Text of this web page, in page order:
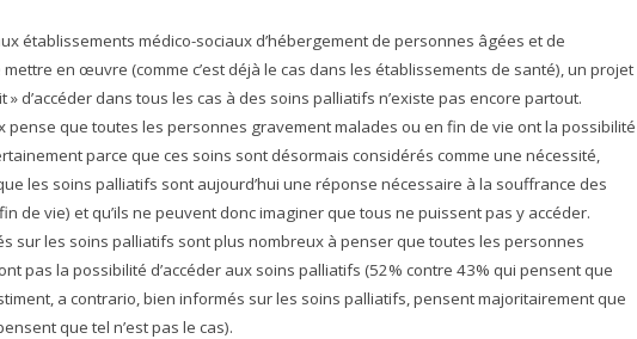
établissements médico-sociaux d’hébergement de personnes âgées et de
en œuvre (comme c’est déjà le cas dans les établissements de santé), un projet
d’accéder dans tous les cas à des soins palliatifs n’existe pas encore partout.
pense que toutes les personnes gravement malades ou en fin de vie ont la possibilité
parce que ces soins sont désormais considérés comme une nécessité,
les soins palliatifs sont aujourd’hui une réponse nécessaire à la souffrance des
de vie) et qu’ils ne peuvent donc imaginer que tous ne puissent pas y accéder.
sur les soins palliatifs sont plus nombreux à penser que toutes les personnes
pas la possibilité d’accéder aux soins palliatifs (52% contre 43% qui pensent que
a contrario, bien informés sur les soins palliatifs, pensent majoritairement que
que tel n’est pas le cas).